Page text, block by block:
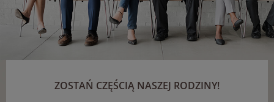
ZOSTAŃ CZĘŚCIĄ NASZEJ RODZINY!